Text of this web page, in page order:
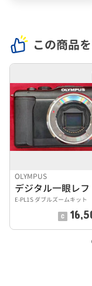
この商品
OLYMPUS
デジタル一眼レフ
E-PL1S ダブルズームキット